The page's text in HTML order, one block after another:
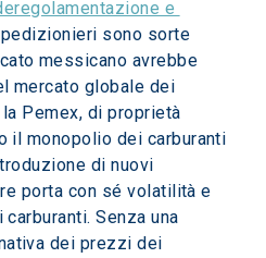
e
sono sorte
messicano avrebbe
mercato globale dei
Pemex, di proprietà
il monopolio dei carburanti
di nuovi
porta con sé volatilità e
Senza una
dei prezzi dei